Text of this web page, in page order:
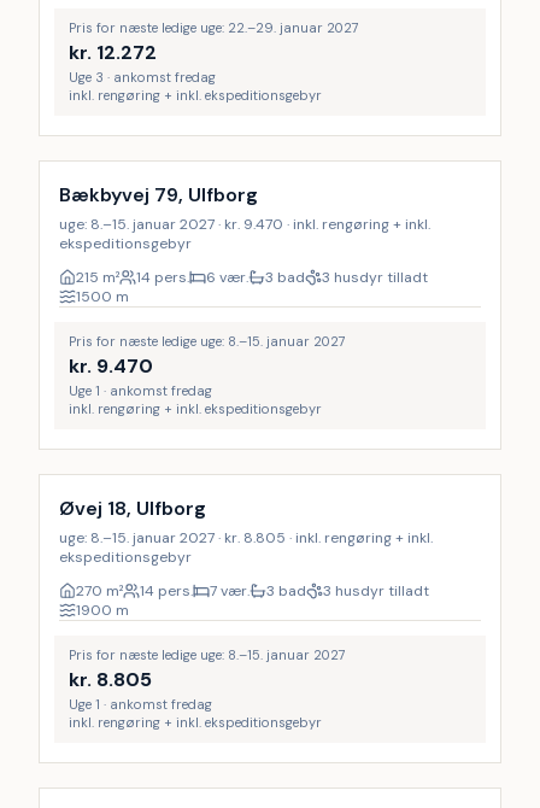
Pris for næste ledige uge: 22.–29. januar 2027
kr. 12.272
Uge 3 · ankomst fredag
inkl. rengøring + inkl. ekspeditionsgebyr
Inkl. rengøring
Bækbyvej 79, Ulfborg
uge: 8.–15. januar 2027 · kr. 9.470 · inkl. rengøring + inkl.
ekspeditionsgebyr
215 m² 14 pers. 6 vær. 3 bad
3 husdyr tilladt
1500 m
Pris for næste ledige uge: 8.–15. januar 2027
kr. 9.470
Uge 1 · ankomst fredag
inkl. rengøring + inkl. ekspeditionsgebyr
Inkl. rengøring
Øvej 18, Ulfborg
uge: 8.–15. januar 2027 · kr. 8.805 · inkl. rengøring + inkl.
ekspeditionsgebyr
270 m² 14 pers. 7 vær. 3 bad
3 husdyr tilladt
1900 m
Pris for næste ledige uge: 8.–15. januar 2027
kr. 8.805
Uge 1 · ankomst fredag
inkl. rengøring + inkl. ekspeditionsgebyr
Inkl. rengøring